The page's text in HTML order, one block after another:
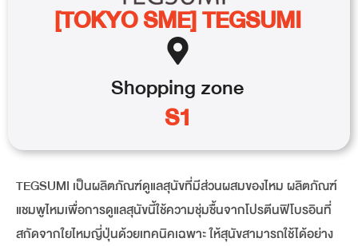
[TOKYO SME] TEGSUMI
Shoppingzone
S1
TEGSUMI เป็นผลิตภัณฑ์ดูแลสุนัขที่มีส่วนผสมของไหม ผลิตภัณฑ์
แชมพูไหมเพื่อการดูแลสุนัขนี้ใช้ความชุ่มชื้นจากโปรตีนฟิโบรอินที่
สกัดจากใยไหมญี่ปุ่นด้วยเทคนิคเฉพาะ ให้สุนัขสามารถใช้ได้อย่าง